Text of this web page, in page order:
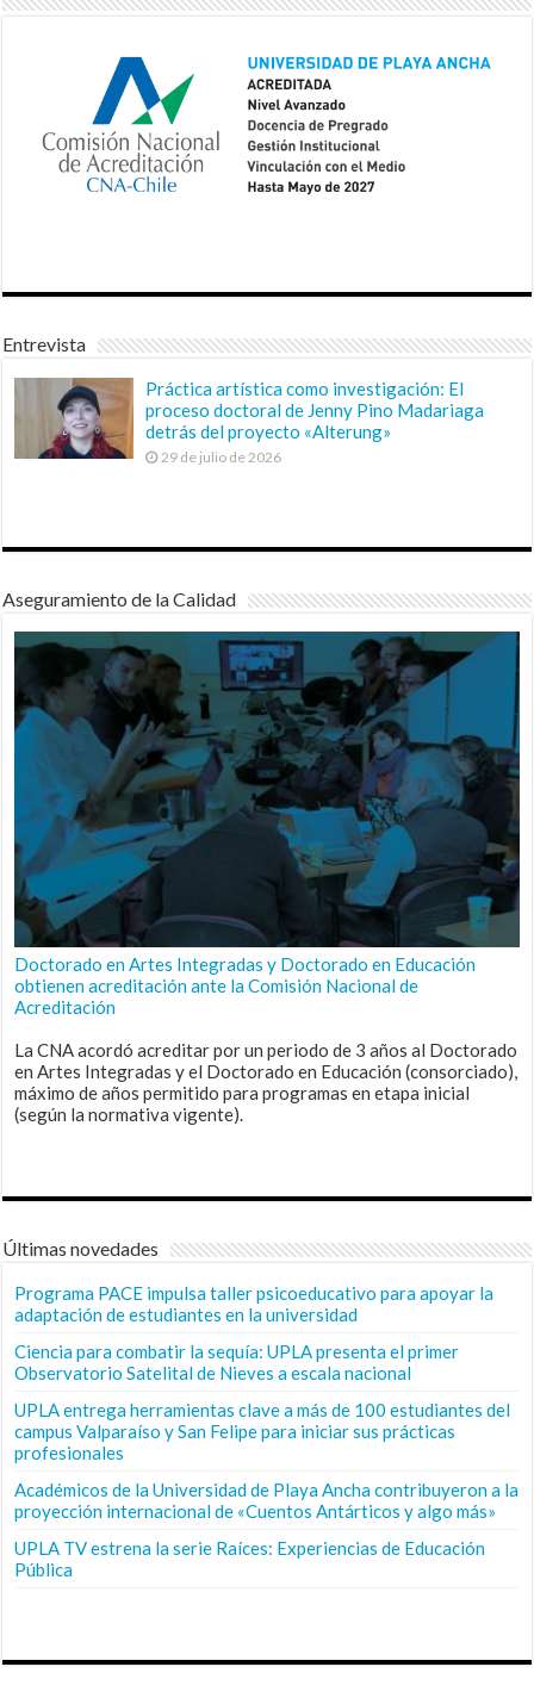
Entrevista
Práctica artística como investigación: El
proceso doctoral de Jenny Pino Madariaga
detrás del proyecto «Alterung»
29 de julio de 2026
Aseguramiento de la Calidad
Doctorado en Artes Integradas y Doctorado en Educación
obtienen acreditación ante la Comisión Nacional de
Acreditación
La CNA acordó acreditar por un periodo de 3 años al Doctorado
en Artes Integradas y el Doctorado en Educación (consorciado),
máximo de años permitido para programas en etapa inicial
(según la normativa vigente).
Últimas novedades
Programa PACE impulsa taller psicoeducativo para apoyar la
adaptación de estudiantes en la universidad
Ciencia para combatir la sequía: UPLA presenta el primer
Observatorio Satelital de Nieves a escala nacional
UPLA entrega herramientas clave a más de 100 estudiantes del
campus Valparaíso y San Felipe para iniciar sus prácticas
profesionales
Académicos de la Universidad de Playa Ancha contribuyeron a la
proyección internacional de «Cuentos Antárticos y algo más»
UPLA TV estrena la serie Raíces: Experiencias de Educación
Pública